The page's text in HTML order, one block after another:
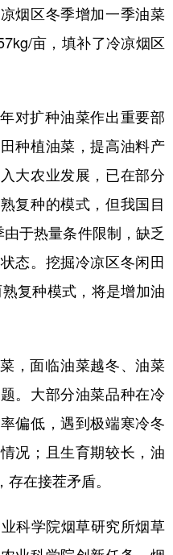
信息化 数字经济
银龄 溯源中国
时尚 悦读
亚太网 上市公司
云南 西藏
青海
烟区冬季增加一季油菜
亩，填补了冷凉烟区
对扩种油菜作出重要部
种植油菜，提高油料产
大农业发展，已在部分
复种的模式，但我国目
于热量条件限制，缺乏
态。挖掘冷凉区冬闲田
复种模式，将是增加油
，面临油菜越冬、油菜
。大部分油菜品种在冷
偏低，遇到极端寒冷冬
况；且生育期较长，油
在接茬矛盾。
科学院烟草研究所烟草